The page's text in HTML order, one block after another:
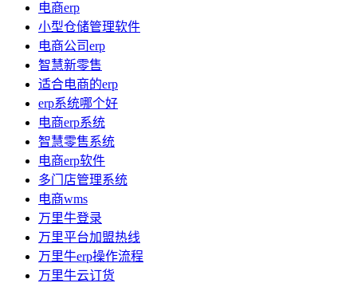
电商erp
小型仓储管理软件
电商公司erp
智慧新零售
适合电商的erp
erp系统哪个好
电商erp系统
智慧零售系统
电商erp软件
多门店管理系统
电商wms
万里牛登录
万里平台加盟热线
万里牛erp操作流程
万里牛云订货